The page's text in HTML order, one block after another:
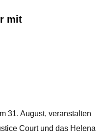
mit
31. August, veranstalten
Court und das Helena